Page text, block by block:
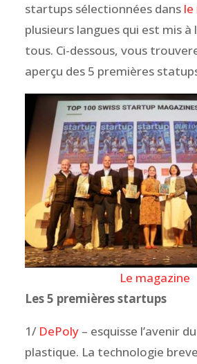
startups sélectionnées dans le
plusieurs langues qui est mis
tous. Ci-dessous, vous
aperçu des 5 premières
Le magazine
Les 5 premières startups
1/ DePoly– esquisse l’avenir
plastique. La technologie